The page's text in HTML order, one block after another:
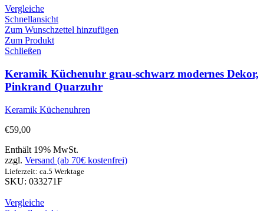
Vergleiche
Schnellansicht
Zum Wunschzettel hinzufügen
Zum Produkt
Schließen
Keramik Küchenuhr grau-schwarz modernes Dekor,
Pinkrand Quarzuhr
Keramik Küchenuhren
€59,00
Enthält 19% MwSt.
zzgl. Versand (ab 70€ kostenfrei)
Lieferzeit: ca.5 Werktage
SKU: 033271F
Vergleiche